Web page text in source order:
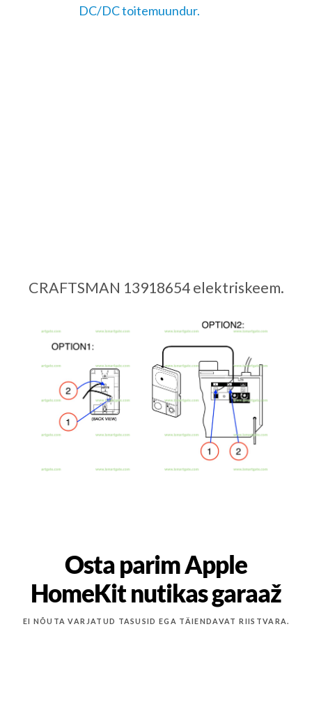
DC/DC toitemuundur.
CRAFTSMAN 13918654 elektriskeem.
Osta parim Apple
HomeKit nutikas garaaž
EI NÕUTA VARJATUD TASUSID EGA TÄIENDAVAT RIISTVARA.